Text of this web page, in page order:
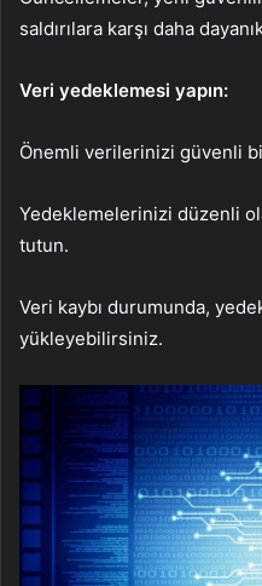
saldırılara karşı daha
Veri yedeklemesi yapın:
Önemli verilerinizi güvenli
Yedeklemelerinizi düzenli
tutun.
Veri kaybı durumunda,
yükleyebilirsiniz.